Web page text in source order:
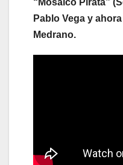
“Mosaico Pirata”
Pablo Vega y
Medrano.